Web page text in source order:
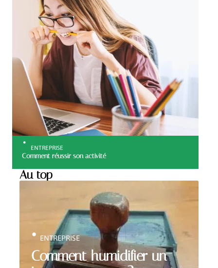
ENTREPRISE
Comment réussir son activité
Au top
Comment humidifier un
ENTREPRISE